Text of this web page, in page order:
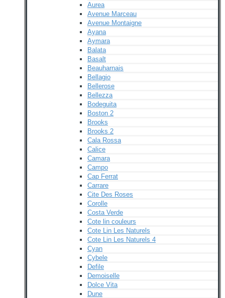
Aurea
Avenue Marceau
Avenue Montaigne
Ayana
Aymara
Balata
Basalt
Beauharnais
Bellagio
Bellerose
Bellezza
Bodeguita
Boston 2
Brooks
Brooks 2
Cala Rossa
Calice
Camara
Campo
Cap Ferrat
Carrare
Cite Des Roses
Corolle
Costa Verde
Cote lin couleurs
Cote Lin Les Naturels
Cote Lin Les Naturels 4
Cyan
Cybele
Defile
Demoiselle
Dolce Vita
Dune